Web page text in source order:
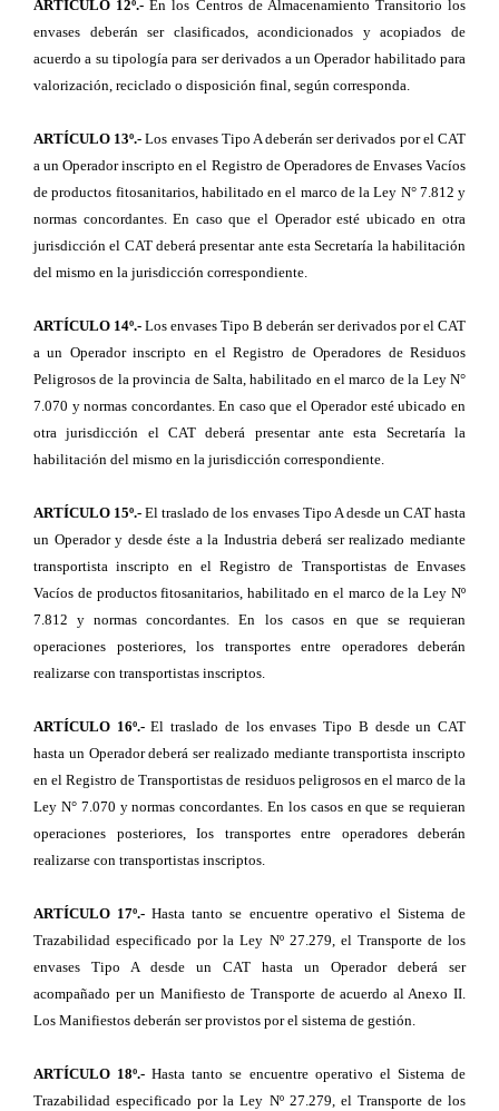
ARTÍCULO 12º.- En los Centros de Almacenamiento Transitorio los
envases deberán ser clasificados, acondicionados y acopiados de
acuerdo a su tipología para ser derivados a un Operador habilitado para
valorización, reciclado o disposición final, según corresponda.
ARTÍCULO 13º.- Los envases Tipo A deberán ser derivados por el CAT
a un Operador inscripto en el Registro de Operadores de Envases Vacíos
de productos fitosanitarios, habilitado en el marco de la Ley N°7.812 y
normas concordantes. En caso que el Operador esté ubicado en otra
jurisdicción el CAT deberá presentar ante esta Secretaría la habilitación
del mismo en la jurisdicción correspondiente.
ARTÍCULO 14º.- Los envases Tipo B deberán ser derivados por el CAT
a un Operador inscripto en el Registro de Operadores de Residuos
Peligrosos de la provincia de Salta, habilitado en el marco de la Ley N°
7.070 y normas concordantes. En caso que el Operador esté ubicado en
otra jurisdicción el CAT deberá presentar ante esta Secretaría la
habilitación del mismo en la jurisdicción correspondiente.
ARTÍCULO 15º.- El traslado de los envases Tipo A desde un CAT hasta
un Operador y desde éste a la Industria deberá ser realizado mediante
transportista inscripto en el Registro de Transportistas de Envases
Vacíos de productos fitosanitarios, habilitado en el marco de la Ley Nº
7.812 y normas concordantes. En los casos en que se requieran
operaciones posteriores, los transportes entre operadores deberán
realizarse con transportistas inscriptos.
ARTÍCULO 16º.-El traslado de los envases Tipo B desde un CAT
hasta un Operador deberá ser realizado mediante transportista inscripto
en el Registro de Transportistas de residuos peligrosos en el marco de la
Ley N°7.070 y normas concordantes. En los casos en que se requieran
operaciones posteriores, Ios transportes entre operadores deberán
realizarse con transportistas inscriptos.
ARTÍCULO 17º.- Hasta tanto se encuentre operativo el Sistema de
Trazabilidad especificado por la Ley Nº 27.279, el Transporte de los
envases Tipo A desde un CAT hasta un Operador deberá ser
acompañado per un Manifiesto de Transporte de acuerdo al Anexo II.
Los Manifiestos deberán ser provistos por el sistema de gestión.
ARTÍCULO 18º.- Hasta tanto se encuentre operativo el Sistema de
Trazabilidad especificado por la Ley Nº 27.279, el Transporte de los